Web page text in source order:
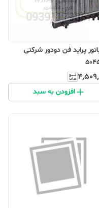
پراید فن دودور شرکتی
افزودن به سبد